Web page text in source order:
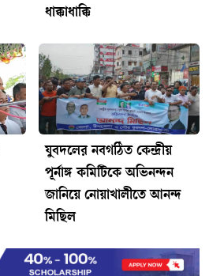
ধাক্কাধাক্কি
যুবদলের নবগঠিত কেন্দ্রীয়
পূর্নাঙ্গ কমিটিকে অভিনন্দন
জানিয়ে নোয়াখালীতে আনন্দ
মিছিল